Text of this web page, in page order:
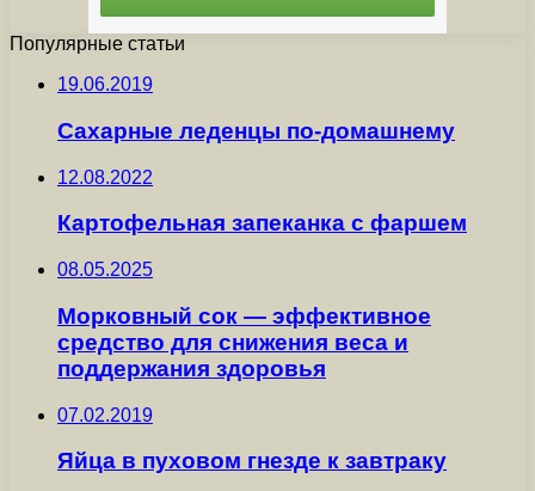
Популярные статьи
19.06.2019
Сахарные леденцы по-домашнему
12.08.2022
Картофельная запеканка с фаршем
08.05.2025
Морковный сок — эффективное
средство для снижения веса и
поддержания здоровья
07.02.2019
Яйца в пуховом гнезде к завтраку